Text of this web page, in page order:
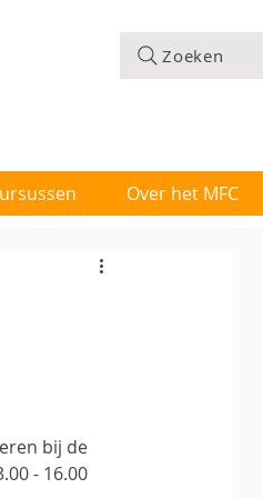
Zoeken
Over het MFC
bij de
- 16.00